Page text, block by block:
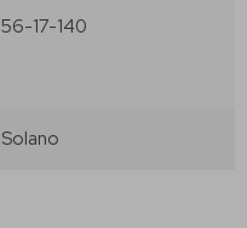
56-17-140
Solano